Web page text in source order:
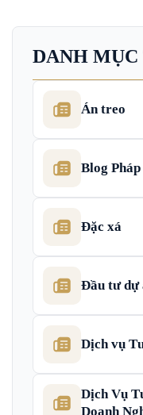
DANH
Án treo
Blog
Đặc xá
Đầu tư dự
Dịch vụ
Dịch Vụ
Doanh